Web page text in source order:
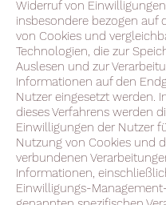
Widerruf von
insbesondere bezogen auf
von Cookies und
Technologien, die zur
Auslesen und zur
Informationen auf den
Nutzer eingesetzt werden.
dieses Verfahrens werden
Einwilligungen der Nutzer
Nutzung von Cookies und
verbundenen
Informationen,
Einwilligungs-